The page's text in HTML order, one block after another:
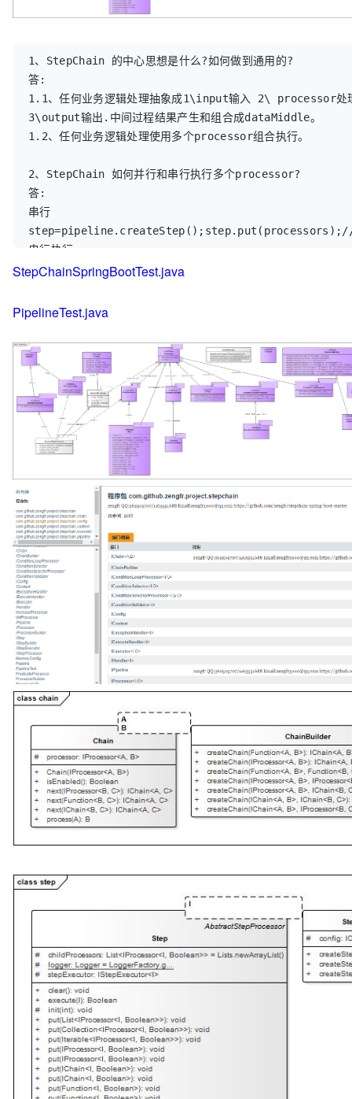
1、StepChain 的中心思想是什么?如何做到通用的?
答:
1.1、任何业务逻辑处理抽象成1\input输入 2\ processor处
3\output输出.中间过程结果产生和组合成dataMiddle。
1.2、任何业务逻辑处理使用多个processor组合执行。
2、StepChain 如何并行和串行执行多个processor?
答:
串行
串行执行.
并行
同时4个并行执行.
3、Stepchain 如何创建processor?
  3.1、实现 IProcessor 接口。
  3.2、使用IProcessorBuilder：
    <I> IProcessor<I, Boolean> createProcessor(Predicate<I>
predicate);
    <I> IProcessor<I, Boolean> createProcessor(Consumer<I>
consumer);
    <I, O> IProcessor<I, O> createProcessor(Function<I, O>
func);
4、StepChain 如何复用和组合processor?
  4.1、使用IChainBuilder、IChain:
  4.2、使用IProcessorBuilder：
    <A, B, C> IProcessor<A, C> createProcessor(IProcessor<A,
B> first, IProcessor<B, C> second);
    <A, B, C, D> IProcessor<A, D>
createProcessor(IProcessor<A, B> processor1,
processor2, IProcessor<C, D> processor3);
5、StepChain 如何按条件复用和组合processor?
答:
case1、已有trueProcessor\falseProcessor2个 创建
条件执行2则之1.
IConditionSelectorProcessor<String, Boolean,
trueProcessor, falseProcessor);
回false时终止执行。
IConditionLoopProcessor<String, String> p2 =
pipeline.createConditionLoopProcessor(validator,
case3、已有processor创建 switch 逻辑，根据selector返
1分支branchProcessor如果返回的key不在分支中 则执行默
branchProcessor。
IConditionSelectorProcessor<String, String,
p1.setBranch(S key, IProcessor<I, O> processor);
p1setDefaultBranch(S key);
StepChainSpringBootTest.java
PipelineTest.java